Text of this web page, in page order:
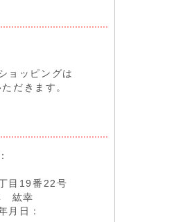
ョッピングは
だきます。
目19番22号
紘幸
月日：